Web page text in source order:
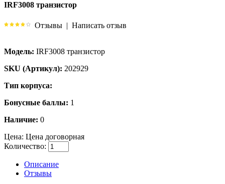
IRF3008 транзистор
Отзывы | Написать отзыв
Модель: IRF3008 транзистор
SKU (Артикул): 202929
Тип корпуса:
Бонусные баллы: 1
Наличие: 0
Цена: Цена договорная
Количество:
Описание
Отзывы